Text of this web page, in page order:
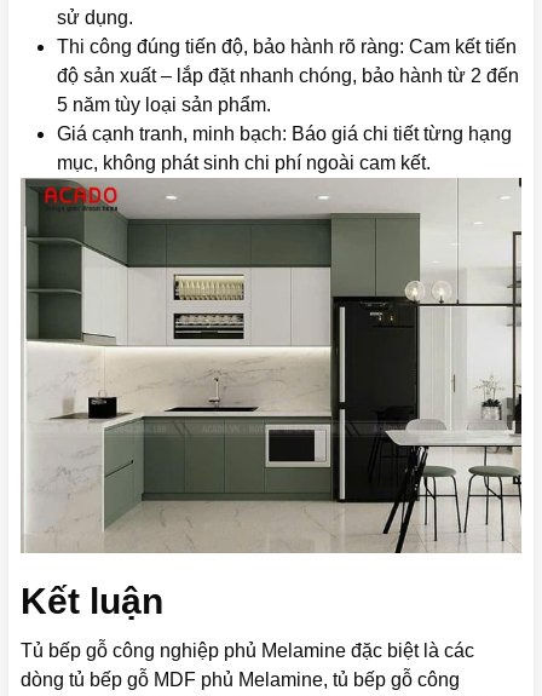
sử dụng.
Thi công đúng tiến độ, bảo hành rõ ràng: Cam kết tiến
độ sản xuất – lắp đặt nhanh chóng, bảo hành từ 2 đến
5 năm tùy loại sản phẩm.
Giá cạnh tranh, minh bạch: Báo giá chi tiết từng hạng
mục, không phát sinh chi phí ngoài cam kết.
Kết luận
Tủ bếp gỗ công nghiệp phủ Melamine đặc biệt là các
dòng tủ bếp gỗ MDF phủ Melamine, tủ bếp gỗ công